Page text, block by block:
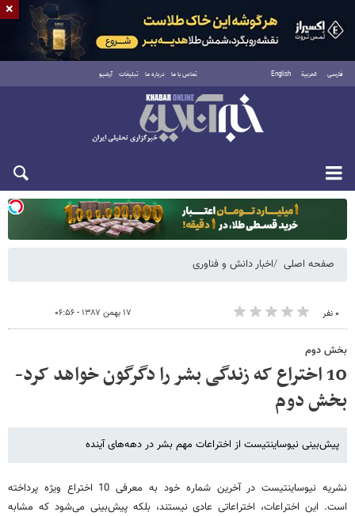
فارسی العربية English تماس با ما درباره ما تبلیغات آرشیو
دوشنبه ۱۹ مرداد ۱۴۰۵
صفحه اصلی اخبار دانش و فناوری
۰ نفر ۱۷ بهمن ۱۳۸۷ - ۰۶:۵۶
بخش دوم
10 اختراع که زندگی بشر را دگرگون خواهد کرد-
بخش دوم
پیش‌بینی نیوساینتیست از اختراعات مهم بشر در دهه‌های آینده
نشریه نیوساینتیست در آخرین شماره خود به معرفی 10 اختراع ویژه پرداخته
است. این اختراعات، اختراعاتی عادی نیستند، بلکه پیش‌بینی می‌شود که مشابه
×